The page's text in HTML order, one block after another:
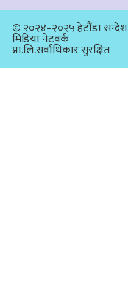
© २०२४–२०२५ हेटौंडा सन्देश
मिडिया नेटवर्क
प्रा.लि.सर्वाधिकार सुरक्षित​